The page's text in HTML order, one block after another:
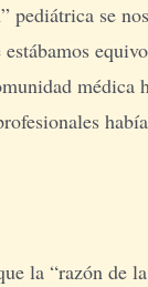
pediátrica se
médica
la “razón de